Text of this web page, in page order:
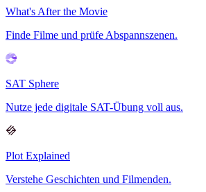
What's After the Movie
Finde Filme und prüfe Abspannszenen.
SAT Sphere
Nutze jede digitale SAT-Übung voll aus.
Plot Explained
Verstehe Geschichten und Filmenden.